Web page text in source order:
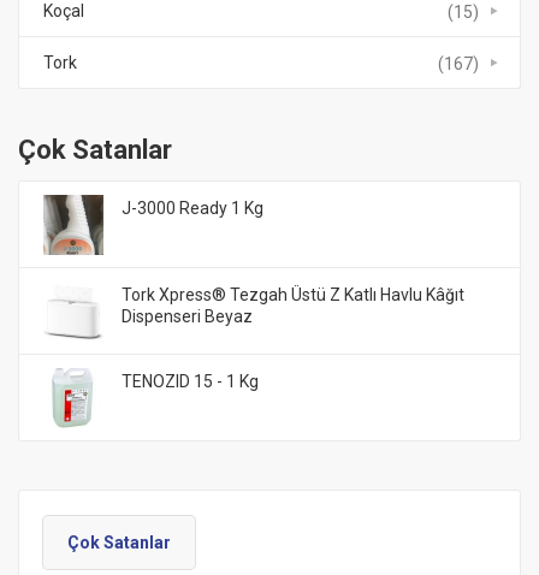
Koçal (15)
Tork (167)
Çok Satanlar
J-3000 Ready 1 Kg
Tork Xpress® Tezgah Üstü Z Katlı Havlu Kâğıt
Dispenseri Beyaz
TENOZID 15 - 1 Kg
Çok Satanlar